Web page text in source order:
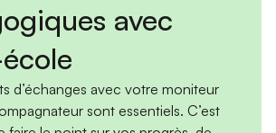
avec
d’échanges avec votre moniteur
sont essentiels. C’est